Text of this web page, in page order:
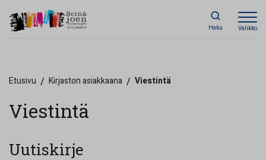
Haku Valikko
Etusivu / Kirjaston asiakkaana / Viestintä
Viestintä
Uutiskirje